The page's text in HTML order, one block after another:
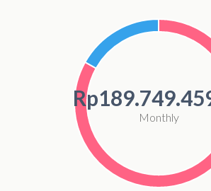
Monthly